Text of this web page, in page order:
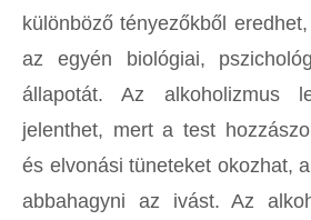
különböző tényezőkből
az egyén biológiai,
állapotát. Az alkoholizmus
jelenthet, mert a test
és elvonási tüneteket okozhat,
abbahagyni az ivást. Az